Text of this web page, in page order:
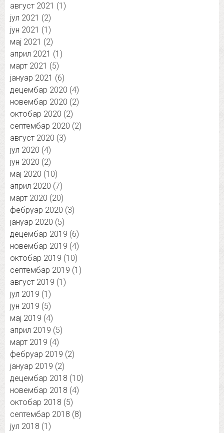
август 2021 (1)
јул 2021 (2)
јун 2021 (1)
мај 2021 (2)
април 2021 (1)
март 2021 (5)
јануар 2021 (6)
децембар 2020 (4)
новембар 2020 (2)
октобар 2020 (2)
септембар 2020 (2)
август 2020 (3)
јул 2020 (4)
јун 2020 (2)
мај 2020 (10)
април 2020 (7)
март 2020 (20)
фебруар 2020 (3)
јануар 2020 (5)
децембар 2019 (6)
новембар 2019 (4)
октобар 2019 (10)
септембар 2019 (1)
август 2019 (1)
јул 2019 (1)
јун 2019 (5)
мај 2019 (4)
април 2019 (5)
март 2019 (4)
фебруар 2019 (2)
јануар 2019 (2)
децембар 2018 (10)
новембар 2018 (4)
октобар 2018 (5)
септембар 2018 (8)
јул 2018 (1)